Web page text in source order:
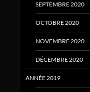
SEPTEMBRE 2020
OCTOBRE 2020
NOVEMBRE 2020
DÉCEMBRE 2020
ANNÉE 2019